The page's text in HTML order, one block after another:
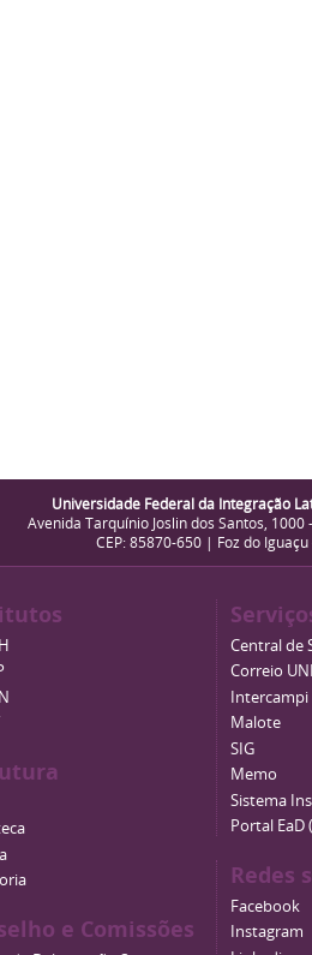
Universidade Federal da Integração
Avenida Tarquínio Joslin dos Santos,
CEP: 85870-650 | Foz do Iguaçu
e Comissões
Central de
Correio
Intercampi
Malote
SIG
Memo
Sistema
Portal EaD
Redes
Facebook
Instagram